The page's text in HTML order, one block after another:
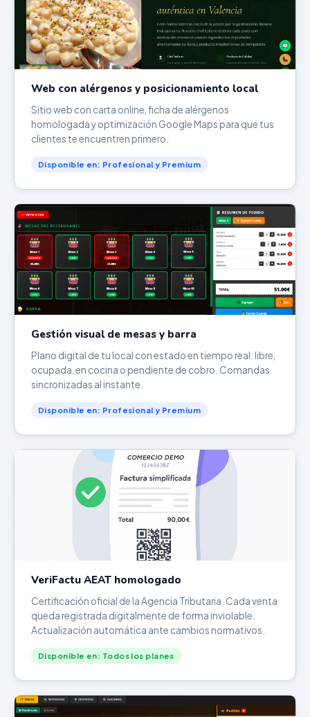
Web con alérgenos y posicionamiento local
Sitio web con carta online, ficha de alérgenos
homologada y optimización Google Maps para que tus
clientes te encuentren primero.
Disponible en: Profesional y Premium
Gestión visual de mesas y barra
Plano digital de tu local con estado en tiempo real: libre,
ocupada, en cocina o pendiente de cobro. Comandas
sincronizadas al instante.
Disponible en: Profesional y Premium
VeriFactu AEAT homologado
Certificación oficial de la Agencia Tributaria. Cada venta
queda registrada digitalmente de forma inviolable.
Actualización automática ante cambios normativos.
Disponible en: Todos los planes